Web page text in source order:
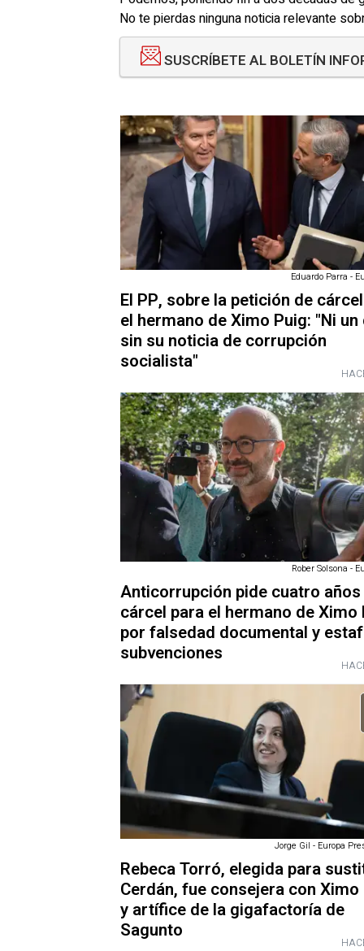
No te pierdas ninguna noticia relevante
SUSCRÍBETE AL BOLETÍN
Eduardo Parra -
El PP, sobre la petición de
el hermano de Ximo Puig: "Ni un
sin su noticia de corrupción
socialista"
Rober Solsona -
Anticorrupción pide cuatro
cárcel para el hermano de Ximo
por falsedad documental y
subvenciones
Jorge Gil - Europa
Rebeca Torró, elegida para
Cerdán, fue consejera con Ximo
y artífice de la gigafactoría de
Sagunto